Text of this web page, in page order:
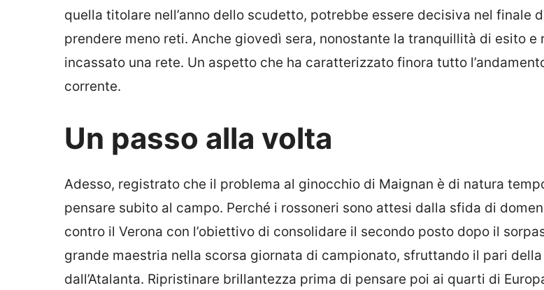
quella titolare nell’anno dello scudetto, potrebbe essere decisiva nel finale
prendere meno reti. Anche giovedì sera, nonostante la tranquillità di esito e
incassato una rete. Un aspetto che ha caratterizzato finora tutto
corrente.
Un passo alla volta
Adesso, registrato che il problema al ginocchio di Maignan è di natura
pensare subito al campo. Perché i rossoneri sono attesi dalla sfida di
contro il Verona con l’obiettivo di consolidare il secondo posto dopo il
grande maestria nella scorsa giornata di campionato, sfruttando il pari
dall’Atalanta. Ripristinare brillantezza prima di pensare poi ai quarti di